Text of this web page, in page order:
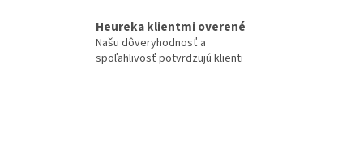
Heureka klientmi overené
Našu dôveryhodnosť a
spoľahlivosť potvrdzujú klienti